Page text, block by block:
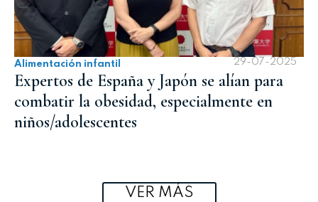
Alimentación infantil 29-07-2025
Expertos de España y Japón se alían para
combatir la obesidad, especialmente en
niños/adolescentes
VER MÁS